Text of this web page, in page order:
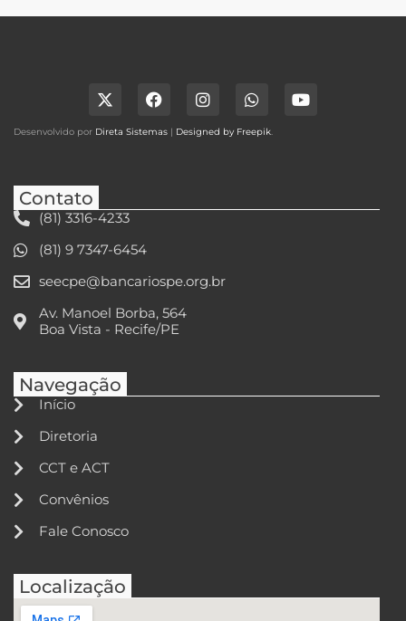
Desenvolvido por Direta Sistemas | Designed by Freepik
Contato
(81) 3316-4233
(81) 9 7347-6454
seecpe@bancariospe.org.br
Av. Manoel Borba, 564
Boa Vista - Recife/PE
Navegação
Início
Diretoria
CCT e ACT
Convênios
Fale Conosco
Localização